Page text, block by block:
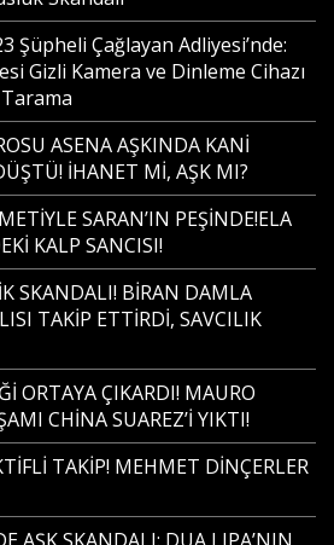
Şüpheli Çağlayan Adliyesi’nde:
Gizli Kamera ve Dinleme Cihazı
ASENA AŞKINDA KANİ
İHANET Mİ, AŞK MI?
SARAN’IN PEŞİNDE!ELA
KALP SANCISI!
SKANDALI! BİRAN DAMLA
TAKİP ETTİRDİ, SAVCILIK
ORTAYA ÇIKARDI! MAURO
CHİNA SUAREZ’İ YIKTI!
TAKİP! MEHMET DİNÇERLER
AŞK SKANDALI: DUA LIPA’NIN